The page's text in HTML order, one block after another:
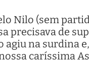
Nilo (sem
precisava de
na surdina
caríssima